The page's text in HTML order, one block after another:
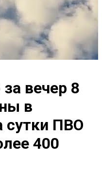
вечер 8
в
сутки ПВО
400